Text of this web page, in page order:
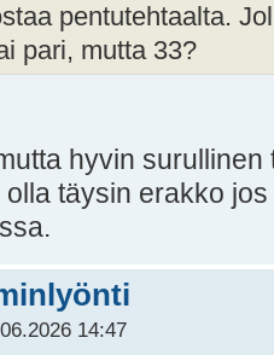
pentutehtaalta.
pari, mutta 33?
hyvin
täysin erakko
14:47